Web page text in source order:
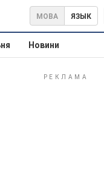
МОВА ЯЗЫК
Новини